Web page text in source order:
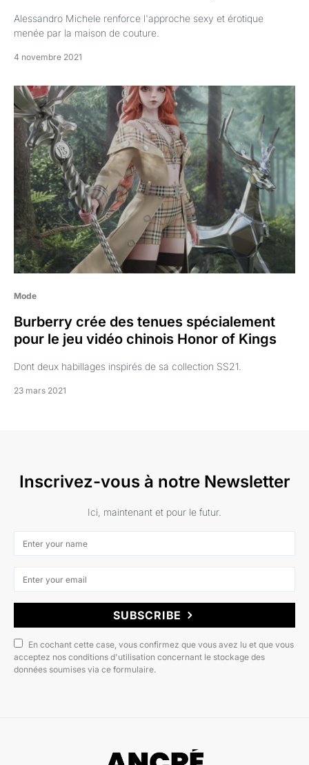
Alessandro Michele renforce l'approche sexy et érotique
menée par la maison de couture.
4 novembre 2021
Mode
Burberry crée des tenues spécialement
pour le jeu vidéo chinois Honor of Kings
Dont deux habillages inspirés de sa collection SS21.
23 mars 2021
Inscrivez-vous à notre Newsletter
Ici, maintenant et pour le futur.
SUBSCRIBE
En cochant cette case, vous confirmez que vous avez lu et que vous
acceptez nos conditions d'utilisation concernant le stockage des
données soumises via ce formulaire.